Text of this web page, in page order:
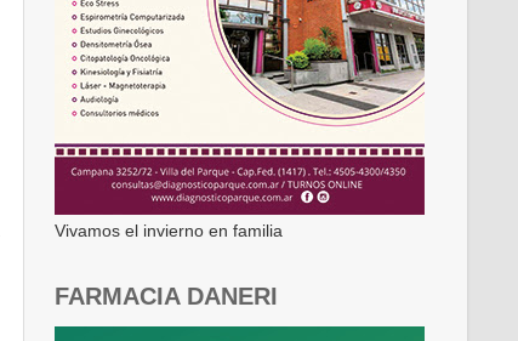
Vivamos el invierno en familia
FARMACIA DANERI